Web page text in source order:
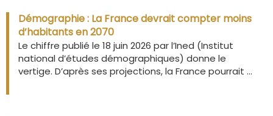
Démographie : La France devrait compter moins
d’habitants en 2070
Le chiffre publié le 18 juin 2026 par l’Ined (Institut
national d’études démographiques) donne le
vertige. D’après ses projections, la France pourrait ...